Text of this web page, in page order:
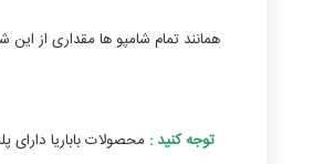
توجه کنید : محصولات باباریا